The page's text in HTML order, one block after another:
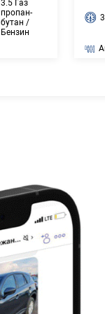
3.5 Газ
пропан-
бутан /
Бензин